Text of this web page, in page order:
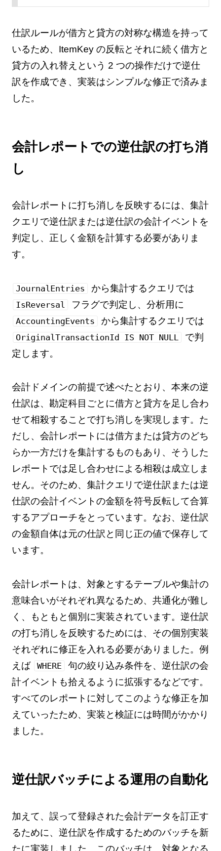
仕訳ルールが借方と貸方の対称な構造を持って
いるため、ItemKey の反転とそれに続く借方と
貸方の入れ替えという 2 つの操作だけで逆仕
訳を作成でき、実装はシンプルな修正で済みま
した。
会計レポートでの逆仕訳の打ち消
し
会計レポートに打ち消しを反映するには、集計
クエリで逆仕訳または逆仕訳の会計イベントを
判定し、正しく金額を計算する必要がありま
す。
JournalEntries から集計するクエリでは
IsReversal フラグで判定し、分析用に
AccountingEvents から集計するクエリでは
OriginalTransactionId IS NOT NULL
で判
定します。
会計ドメインの前提で述べたとおり、本来の逆
仕訳は、勘定科目ごとに借方と貸方を足し合わ
せて相殺することで打ち消しを実現します。た
だし、会計レポートには借方または貸方のどち
らか一方だけを集計するものもあり、そうした
レポートでは足し合わせによる相殺は成立しま
せん。そのため、集計クエリで逆仕訳または逆
仕訳の会計イベントの金額を符号反転して合算
するアプローチをとっています。なお、逆仕訳
の金額自体は元の仕訳と同じ正の値で保存して
います。
会計レポートは、対象とするテーブルや集計の
意味合いがそれぞれ異なるため、共通化が難し
く、もともと個別に実装されています。逆仕訳
の打ち消しを反映するためには、その個別実装
それぞれに修正を入れる必要がありました。例
えば WHERE
句の絞り込み条件を、逆仕訳の会
計イベントも拾えるように拡張するなどです。
すべてのレポートに対してこのような修正を加
えていったため、実装と検証には時間がかかり
ました。
逆仕訳バッチによる運用の自動化
加えて、誤って登録された会計データを訂正す
るために、逆仕訳を作成するためのバッチを新
たに実装しました。このバッチは、対象となる